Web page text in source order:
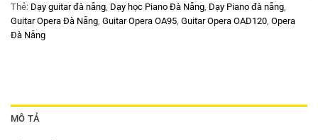
Thẻ: Dạy guitar đà nẵng Dạy học Piano Đà Nẵng Dạy Piano đà nẵng
Guitar Opera Đà Nẵng Guitar Opera OA95 Guitar Opera OAD120 Opera
Đà Nẵng
MÔ TẢ